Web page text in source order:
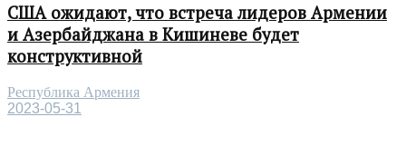
США ожидают, что встреча лидеров Армении
и Азербайджана в Кишиневе будет
конструктивной
Республика Армения
2023-05-31